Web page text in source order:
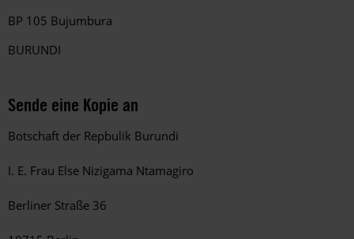
BP 105 Bujumbura
BURUNDI
Sende eine Kopie an
Botschaft der Repbulik Burundi
I. E. Frau Else Nizigama Ntamagiro
Berliner Straße 36